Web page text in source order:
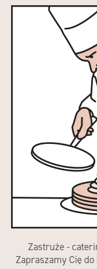
Zastruże -
Zapraszamy Cię